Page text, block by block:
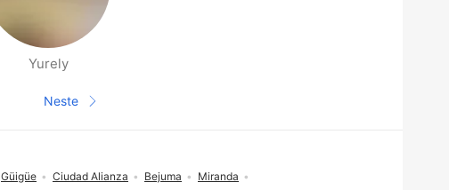
Yurely
Neste side
Neste
Güigüe Ciudad Alianza Bejuma
Miranda